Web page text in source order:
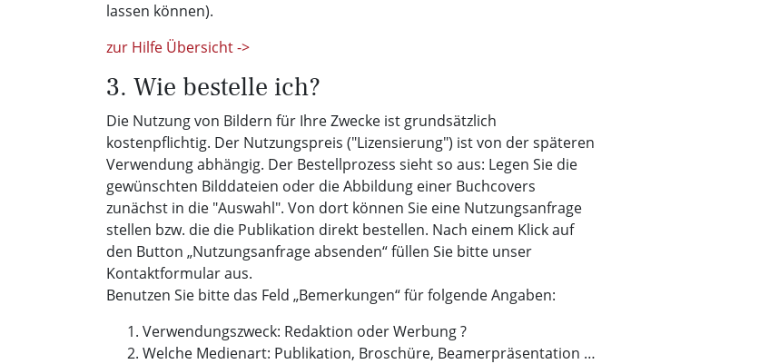
lassen können).
zur Hilfe Übersicht ->
3. Wie bestelle ich?
Die Nutzung von Bildern für Ihre Zwecke ist grundsätzlich
kostenpflichtig. Der Nutzungspreis ("Lizensierung") ist von der späteren
Verwendung abhängig. Der Bestellprozess sieht so aus: Legen Sie die
gewünschten Bilddateien oder die Abbildung einer Buchcovers
zunächst in die "Auswahl". Von dort können Sie eine Nutzungsanfrage
stellen bzw. die die Publikation direkt bestellen. Nach einem Klick auf
den Button „Nutzungsanfrage absenden“ füllen Sie bitte unser
Kontaktformular aus.
Benutzen Sie bitte das Feld „Bemerkungen“ für folgende Angaben:
Verwendungszweck: Redaktion oder Werbung ?
Welche Medienart: Publikation, Broschüre, Beamerpräsentation …